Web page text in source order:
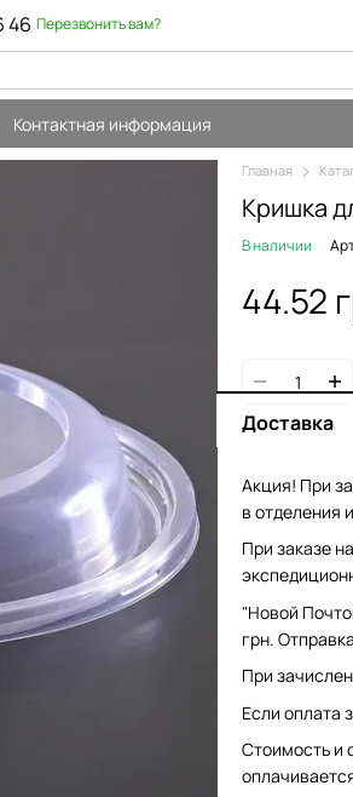
46 Перезвонить вам?
Контактная информация
Главная
Кришка
В наличии
44.52
Доставка
Акция! При
в отделения
При заказе
"Новой
грн.
При
Если оплата
Стоимость и